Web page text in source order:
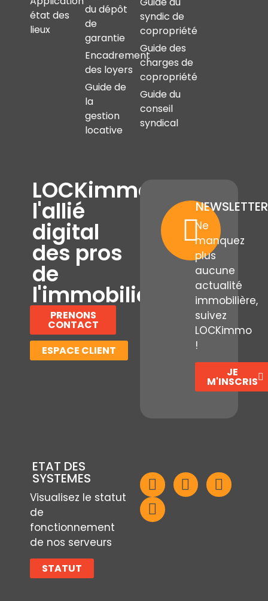
état des
lieux
du dépôt
de
garantie
Encadrement
des loyers
Guide de
la
gestion
locative
syndic de
copropriété
Guide des
charges de
copropriété
Guide du
conseil
syndical
LOCKimmo,
l'allié
digital
des pros
de
l'immobilier
PRENONS
CONTACT
ESPACE CLIENT
NEWSLETTER
Ne
manquez
plus
aucune
actualité
immobilière,
suivez
LOCKimmo
!
JE
M'INSCRIS
ETAT DES
SYSTEMES
Visualisez le statut
de
fonctionnement
de nos serveurs
STATUT